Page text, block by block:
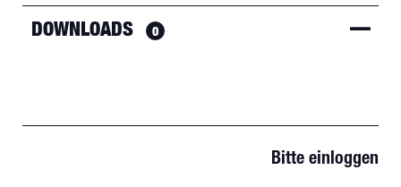
DOWNLOADS 0
Bitte einloggen